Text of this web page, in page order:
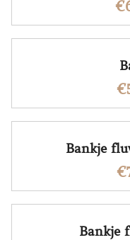
Bankje
Bankje